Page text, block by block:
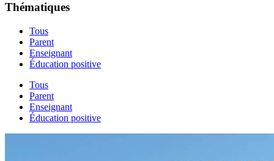
Thématiques
Tous
Parent
Enseignant
Éducation positive
Tous
Parent
Enseignant
Éducation positive